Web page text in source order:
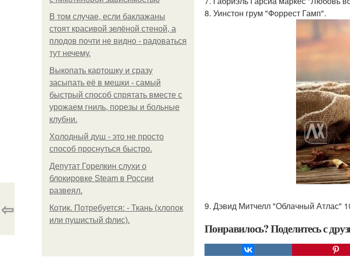
В том случае, если баклажаны
стоят красивой зелёной стеной, а
плодов почти не видно - радоваться
тут нечему.
Выкопать картошку и сразу
засыпать её в мешки - самый
быстрый способ спрятать вместе с
урожаем гниль, порезы и больные
клубни.
Холодный душ - это не просто
способ проснуться быстро.
Депутат Горелкин слухи о
блокировке Steam в России
развеял.
Котик. Потребуется: - Ткань (хлопок
или пушистый флис).
8. Уинстон грум "Форрест Гамп".
9. Дэвид Митчелл "Облачный Атлас"
Понравилось? Поделитесь с
⇦